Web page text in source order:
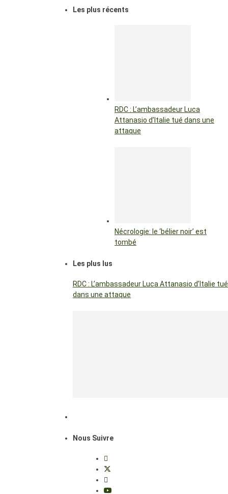
Les plus récents
RDC : L’ambassadeur Luca
Attanasio d’Italie tué dans une
attaque
Nécrologie: le ‘bélier noir’ est
tombé
Les plus lus
RDC : L’ambassadeur Luca Attanasio d’Italie tué
dans une attaque
Nous Suivre